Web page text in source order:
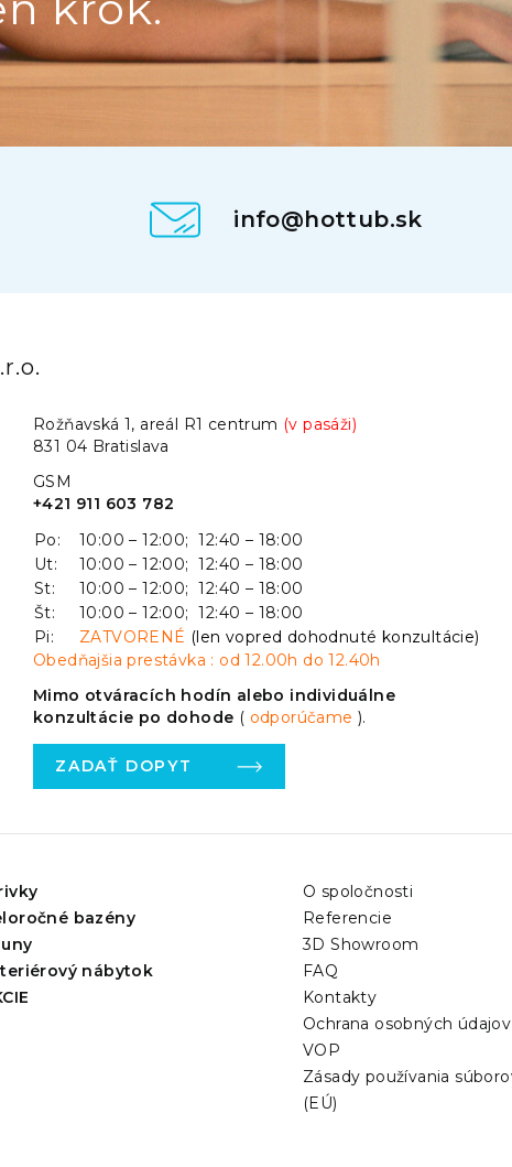
info@hottub.sk
Rožňavská 1, areál R1 centrum (v pasáži)
831 04 Bratislava
GSM
+421 911 603 782
Po:
10:00 – 12:00; 12:40 – 18:00
Ut:
10:00 – 12:00; 12:40 – 18:00
St:
10:00 – 12:00; 12:40 – 18:00
Št:
10:00 – 12:00; 12:40 – 18:00
Pi:
ZATVORENÉ (len vopred dohodnuté konzultácie)
Obedňajšia prestávka : od 12.00h do 12.40h
Mimo otváracích hodín alebo individuálne
konzultácie po dohode ( odporúčame).
ZADAŤ DOPYT
bazény
nábytok
O spoločnosti
Referencie
3D Showroom
FAQ
Kontakty
Ochrana osobných údajov
VOP
Zásady používania
(EÚ)